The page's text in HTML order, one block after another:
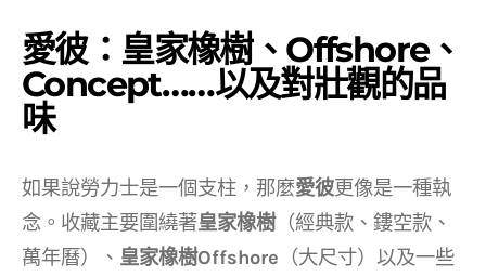
愛彼：皇家橡樹、Offshore、
Concept……以及對壯觀的品
味
如果說勞力士是一個支柱，那麼愛彼更像是一種執
念。收藏主要圍繞著皇家橡樹（經典款、鏤空款、
萬年曆）、 皇家橡樹Offshore （大尺寸）以及一些